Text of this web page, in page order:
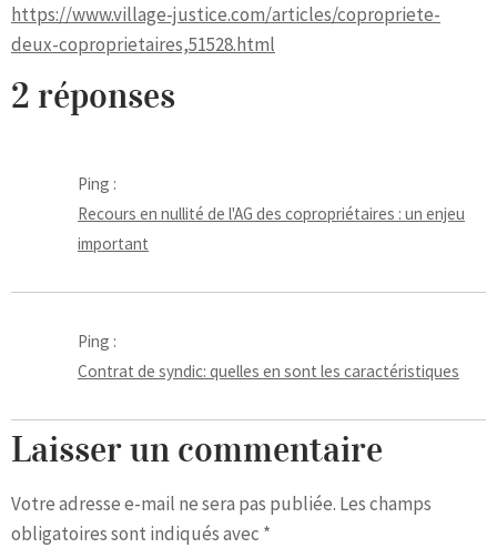
https://www.village-justice.com/articles/copropriete-
deux-coproprietaires,51528.html
2 réponses
Ping :
Recours en nullité de l'AG des copropriétaires : un enjeu
important
Ping :
Contrat de syndic: quelles en sont les caractéristiques
Laisser un commentaire
Votre adresse e-mail ne sera pas publiée. Les champs
obligatoires sont indiqués avec *